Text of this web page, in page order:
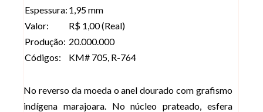
Espessura:
Valor:
Produção:
Códigos:
1,95 mm
R$ 1,00 (Real)
20.000.000
KM# 705, R-764
No reverso da moeda o anel dourado com grafismo
indígena marajoara. No núcleo prateado, esfera